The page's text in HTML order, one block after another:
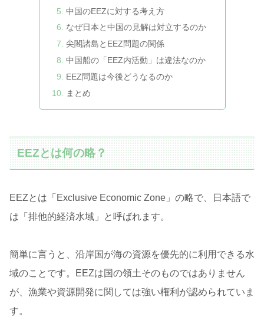
中国のEEZに対する考え方
なぜ日本と中国の見解は対立するのか
尖閣諸島とEEZ問題の関係
中国船の「EEZ内活動」は違法なのか
EEZ問題は今後どうなるのか
まとめ
EEZとは何の略？
EEZとは「Exclusive Economic Zone」の略で、日本語で
は「排他的経済水域」と呼ばれます。
簡単に言うと、沿岸国が海の資源を優先的に利用できる水
域のことです。EEZは国の領土そのものではありません
が、漁業や資源開発に関しては強い権利が認められていま
す。